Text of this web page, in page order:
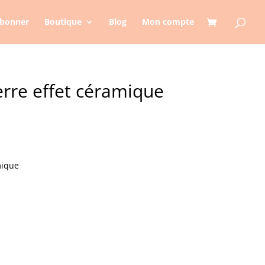
Boutique Blog Mon compte
effet céramique